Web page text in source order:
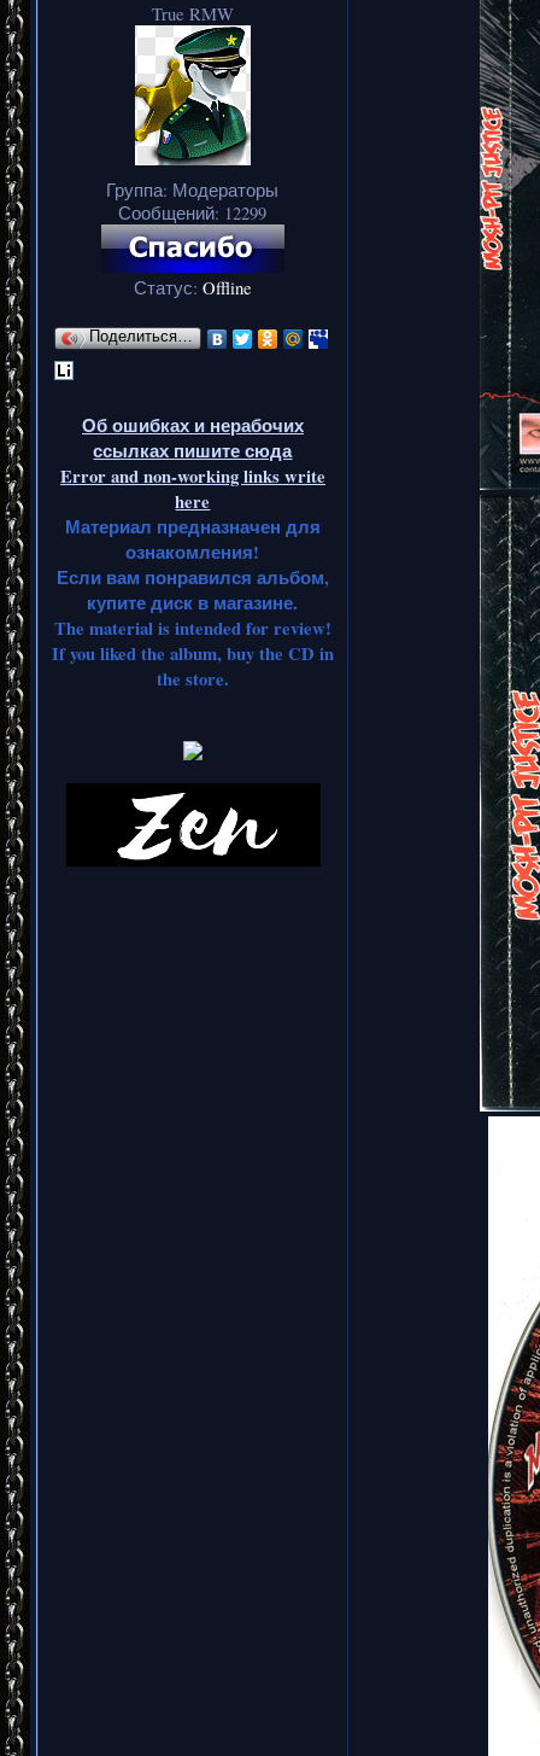
True RMW
Группа: Модераторы
Сообщений: 12299
Статус: Offline
Поделиться…
Об ошибках и нерабочих
ссылках пишите сюда
Error and non-working links write
here
Материал предназначен для
ознакомления!
Если вам понравился альбом,
купите диск в магазине.
The material is intended for review!
If you liked the album, buy the CD in
the store.